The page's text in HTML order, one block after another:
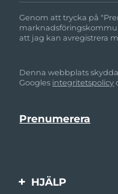
Genom att trycka på
att jag kan avregistrera
Denna webbplats
Googles integritetspolicy
HJÄLP